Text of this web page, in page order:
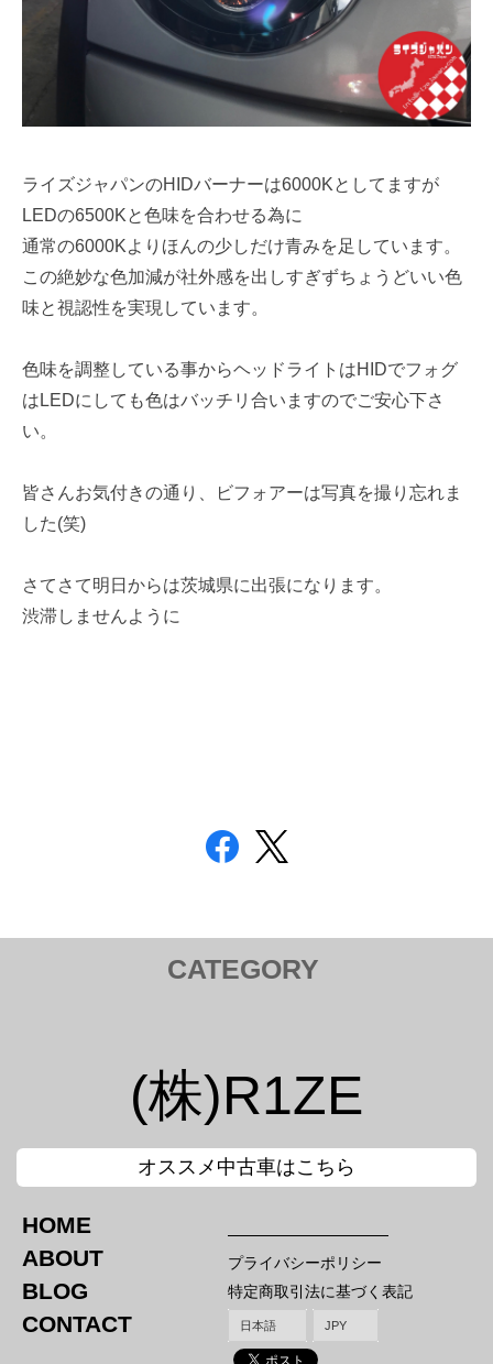
ライズジャパンのHIDバーナーは6000Kとしてますが
LEDの6500Kと色味を合わせる為に
通常の6000Kよりほんの少しだけ青みを足しています。
この絶妙な色加減が社外感を出しすぎずちょうどいい色
味と視認性を実現しています。
色味を調整している事からヘッドライトはHIDでフォグ
はLEDにしても色はバッチリ合いますのでご安心下さ
い。
皆さんお気付きの通り、ビフォアーは写真を撮り忘れま
した(笑)
さてさて明日からは茨城県に出張になります。
渋滞しませんように
CATEGORY
Injection kit ／ インジェクションキット
Mirror ／ ミラー
Hood Bar / ボンネットバー
Canard / カナード
Tail Lamp ／ テールランプ
Mirror ／ ミラー
Hood Bar / ボンネットバー
Tail Lamp ／ テールランプ
Mirror ／ ミラー
Canard / カナード
Titanium Hood Bar
(株)R1ZE
オススメ中古車はこちら
HOME
ABOUT
BLOG
CONTACT
プライバシーポリシー
特定商取引法に基づく表記